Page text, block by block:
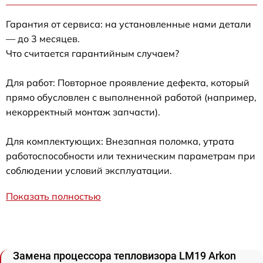
Гарантия от сервиса: на установленные нами детали
— до 3 месяцев.
Что считается гарантийным случаем?
Для работ: Повторное проявление дефекта, который
прямо обусловлен с выполненной работой (например,
некорректный монтаж запчасти).
Для комплектующих: Внезапная поломка, утрата
работоспособности или техническим параметрам при
соблюдении условий эксплуатации.
Показать полностью
Замена процессора тепловизора LM19 Arkon